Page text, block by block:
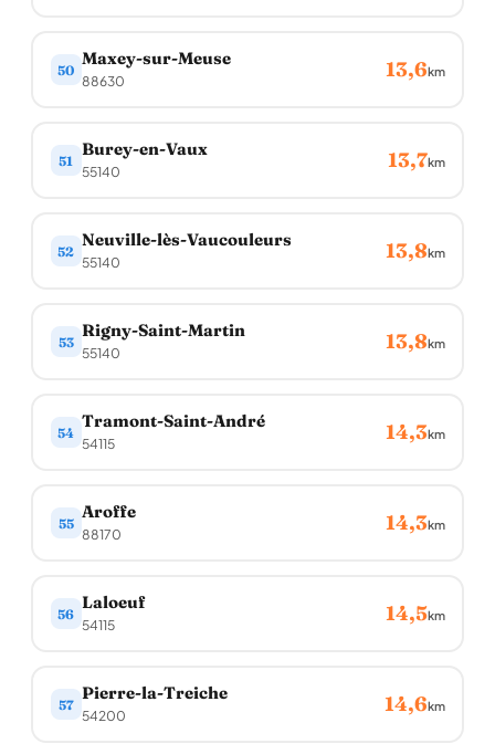
50
Maxey-sur-Meuse
88630 13,6km
51
Burey-en-Vaux
55140 13,7km
52
Neuville-lès-Vaucouleurs
55140 13,8km
53
Rigny-Saint-Martin
55140 13,8km
54
Tramont-Saint-André
54115 14,3km
55
Aroffe
88170 14,3km
56
Laloeuf
54115 14,5km
57
Pierre-la-Treiche
54200 14,6km